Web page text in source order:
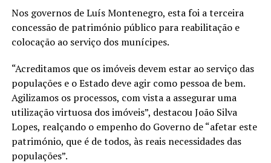
Nos governos de Luís Montenegro, esta foi a terceira
concessão de património público para reabilitação e
colocação ao serviço dos munícipes.
“Acreditamos que os imóveis devem estar ao serviço das
populações e o Estado deve agir como pessoa de bem.
Agilizamos os processos, com vista a assegurar uma
utilização virtuosa dos imóveis”, destacou João Silva
Lopes, realçando o empenho do Governo de “afetar este
património, que é de todos, às reais necessidades das
populações”.